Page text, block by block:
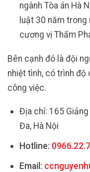
ngành Tòa án Hà
luật 30 năm trong
cương vị Thẩm
Bên cạnh đó là đội
nhiệt tình, có trình độ
công việc.
Địa chỉ: 165
Đa, Hà Nội
Hotline:
Email: